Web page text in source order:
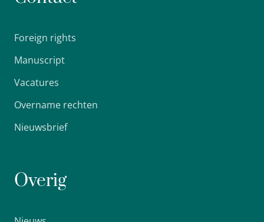
Foreign rights
Manuscript
Vacatures
Overname rechten
Nieuwsbrief
Overig